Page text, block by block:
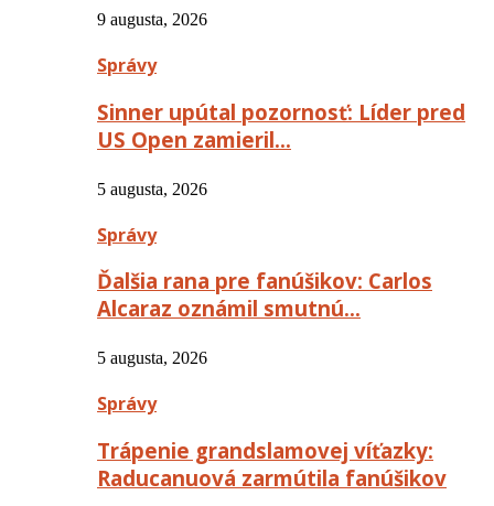
9 augusta, 2026
Správy
Sinner upútal pozornosť: Líder pred
US Open zamieril…
5 augusta, 2026
Správy
Ďalšia rana pre fanúšikov: Carlos
Alcaraz oznámil smutnú…
5 augusta, 2026
Správy
Trápenie grandslamovej víťazky:
Raducanuová zarmútila fanúšikov